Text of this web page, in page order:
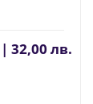
32,00 лв.